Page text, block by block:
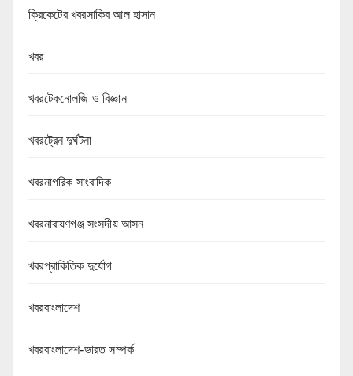
ক্রিকেটের খবরসাকিব আল হাসান
খবর
খবরটেকনোলজি ও বিজ্ঞান
খবরট্রেন দুর্ঘটনা
খবরনাগরিক সাংবাদিক
খবরনারায়ণগঞ্জ সংসদীয় আসন
খবরপ্রাকিতিক দুর্যোগ
খবরবাংলাদেশ
খবরবাংলাদেশ-ভারত সম্পর্ক